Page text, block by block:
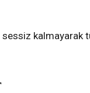
kalmayarak